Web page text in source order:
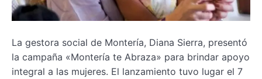
La gestora social de Montería, Diana Sierra, presentó
la campaña «Montería te Abraza» para brindar apoyo
integral a las mujeres. El lanzamiento tuvo lugar el 7